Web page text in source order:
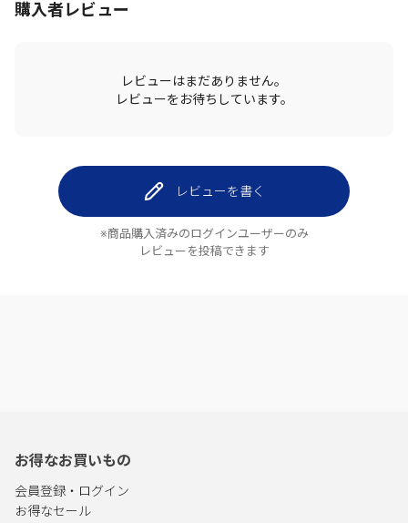
購入者レビュー
レビューはまだありません。
レビューをお待ちしています。
レビューを書く
※商品購入済みのログインユーザーのみ
レビューを投稿できます
お得なお買いもの
会員登録・ログイン
お得なセール